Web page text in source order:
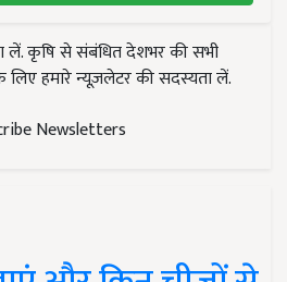
लें. कृषि से संबंधित देशभर की सभी
हमारे न्यूज़लेटर की सदस्यता लें.
Newsletters